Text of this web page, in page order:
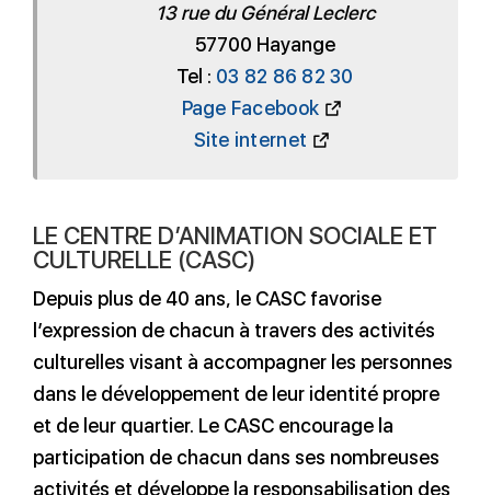
13 rue du Général Leclerc
57700 Hayange
Tel : 03 82 86 82 30
Page Facebook
Site internet
LE CENTRE D’ANIMATION SOCIALE ET
CULTURELLE (CASC)
Depuis plus de 40 ans, le CASC favorise
l’expression de chacun à travers des activités
culturelles visant à accompagner les personnes
dans le développement de leur identité propre
et de leur quartier. Le CASC encourage la
participation de chacun dans ses nombreuses
activités et développe la responsabilisation des